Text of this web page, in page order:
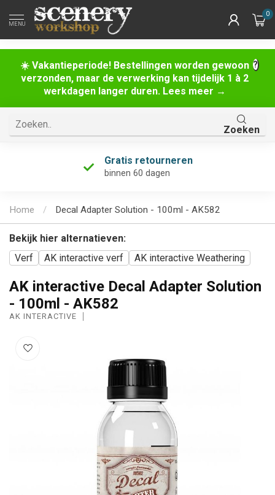
☀️ Vakantieperiode! Bestellingen worden gewoon
verzonden, maar de verwerking kan tijdelijk 1 à 2
werkdagen langer duren. Lees meer →
MENU
0
Zoeken
Gratis retourneren
binnen 60 dagen
Home / Decal Adapter Solution - 100ml - AK582
Bekijk hier alternatieven:
Verf
AK interactive verf AK interactive Weathering
AK interactive Decal Adapter Solution
- 100ml - AK582
AK INTERACTIVE